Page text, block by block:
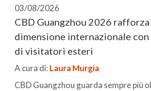
03/08/2026
CBD Guangzhou 2026 rafforza
dimensione internazionale con
di visitatori esteri
A cura di: Laura Murgia
CBD Guangzhou guarda sempre più